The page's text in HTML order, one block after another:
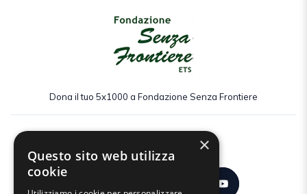
Dona il tuo 5x1000 a Fondazione Senza Frontiere
×
Questo sito web utilizza
cookie